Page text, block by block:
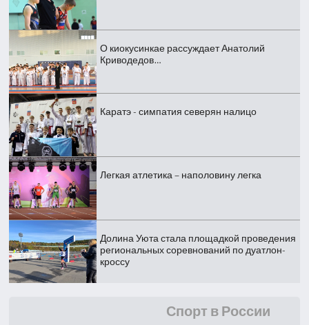
О киокусинкае рассуждает Анатолий
Криводедов…
Каратэ - симпатия северян налицо
Легкая атлетика – наполовину легка
Долина Уюта стала площадкой проведения
региональных соревнований по дуатлон-
кроссу
Спорт в России